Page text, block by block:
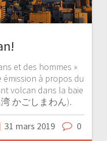
et des hommes »
émission à propos du
volcan dans la baie
かごしまわん).
31 mars 2019 0